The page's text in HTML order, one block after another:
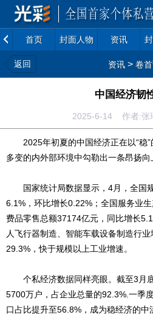
首页 封面人物 资讯
返回 资讯 > 卷
中国经济韧
2025-6-14 作者:
2025年初夏的中国经济正在以“稳”
多变的内外部环境中勾勒出一条昂扬向
国家统计局数据显示，4月，全国
6.1%，环比增长0.22%；全国服务业
费品零售总额37174亿元，同比增长
人飞行器制造、智能车载设备制造行
29.3%，快于规模以上工业增速。
个私经济数据同样亮眼。截至3月
5700万户，占企业总量的92.3%.一季
口占比提升至56.8%，成为稳经济的中